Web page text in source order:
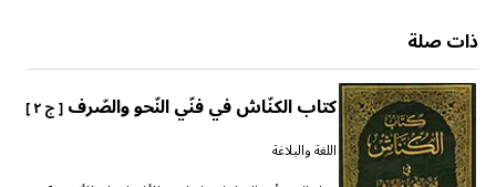
ذات صلة
كتاب الكنّاش في فنّي النّحو والصّرف[ ج ٢ ]
اللغة والبلاغة